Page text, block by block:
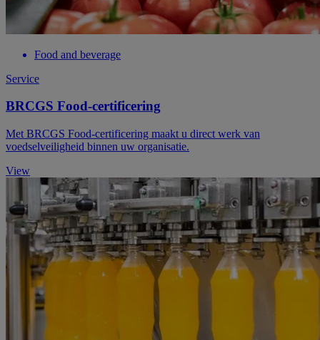
Food and beverage
Service
BRCGS Food-certificering
Met BRCGS Food-certificering maakt u direct werk van
voedselveiligheid binnen uw organisatie.
View